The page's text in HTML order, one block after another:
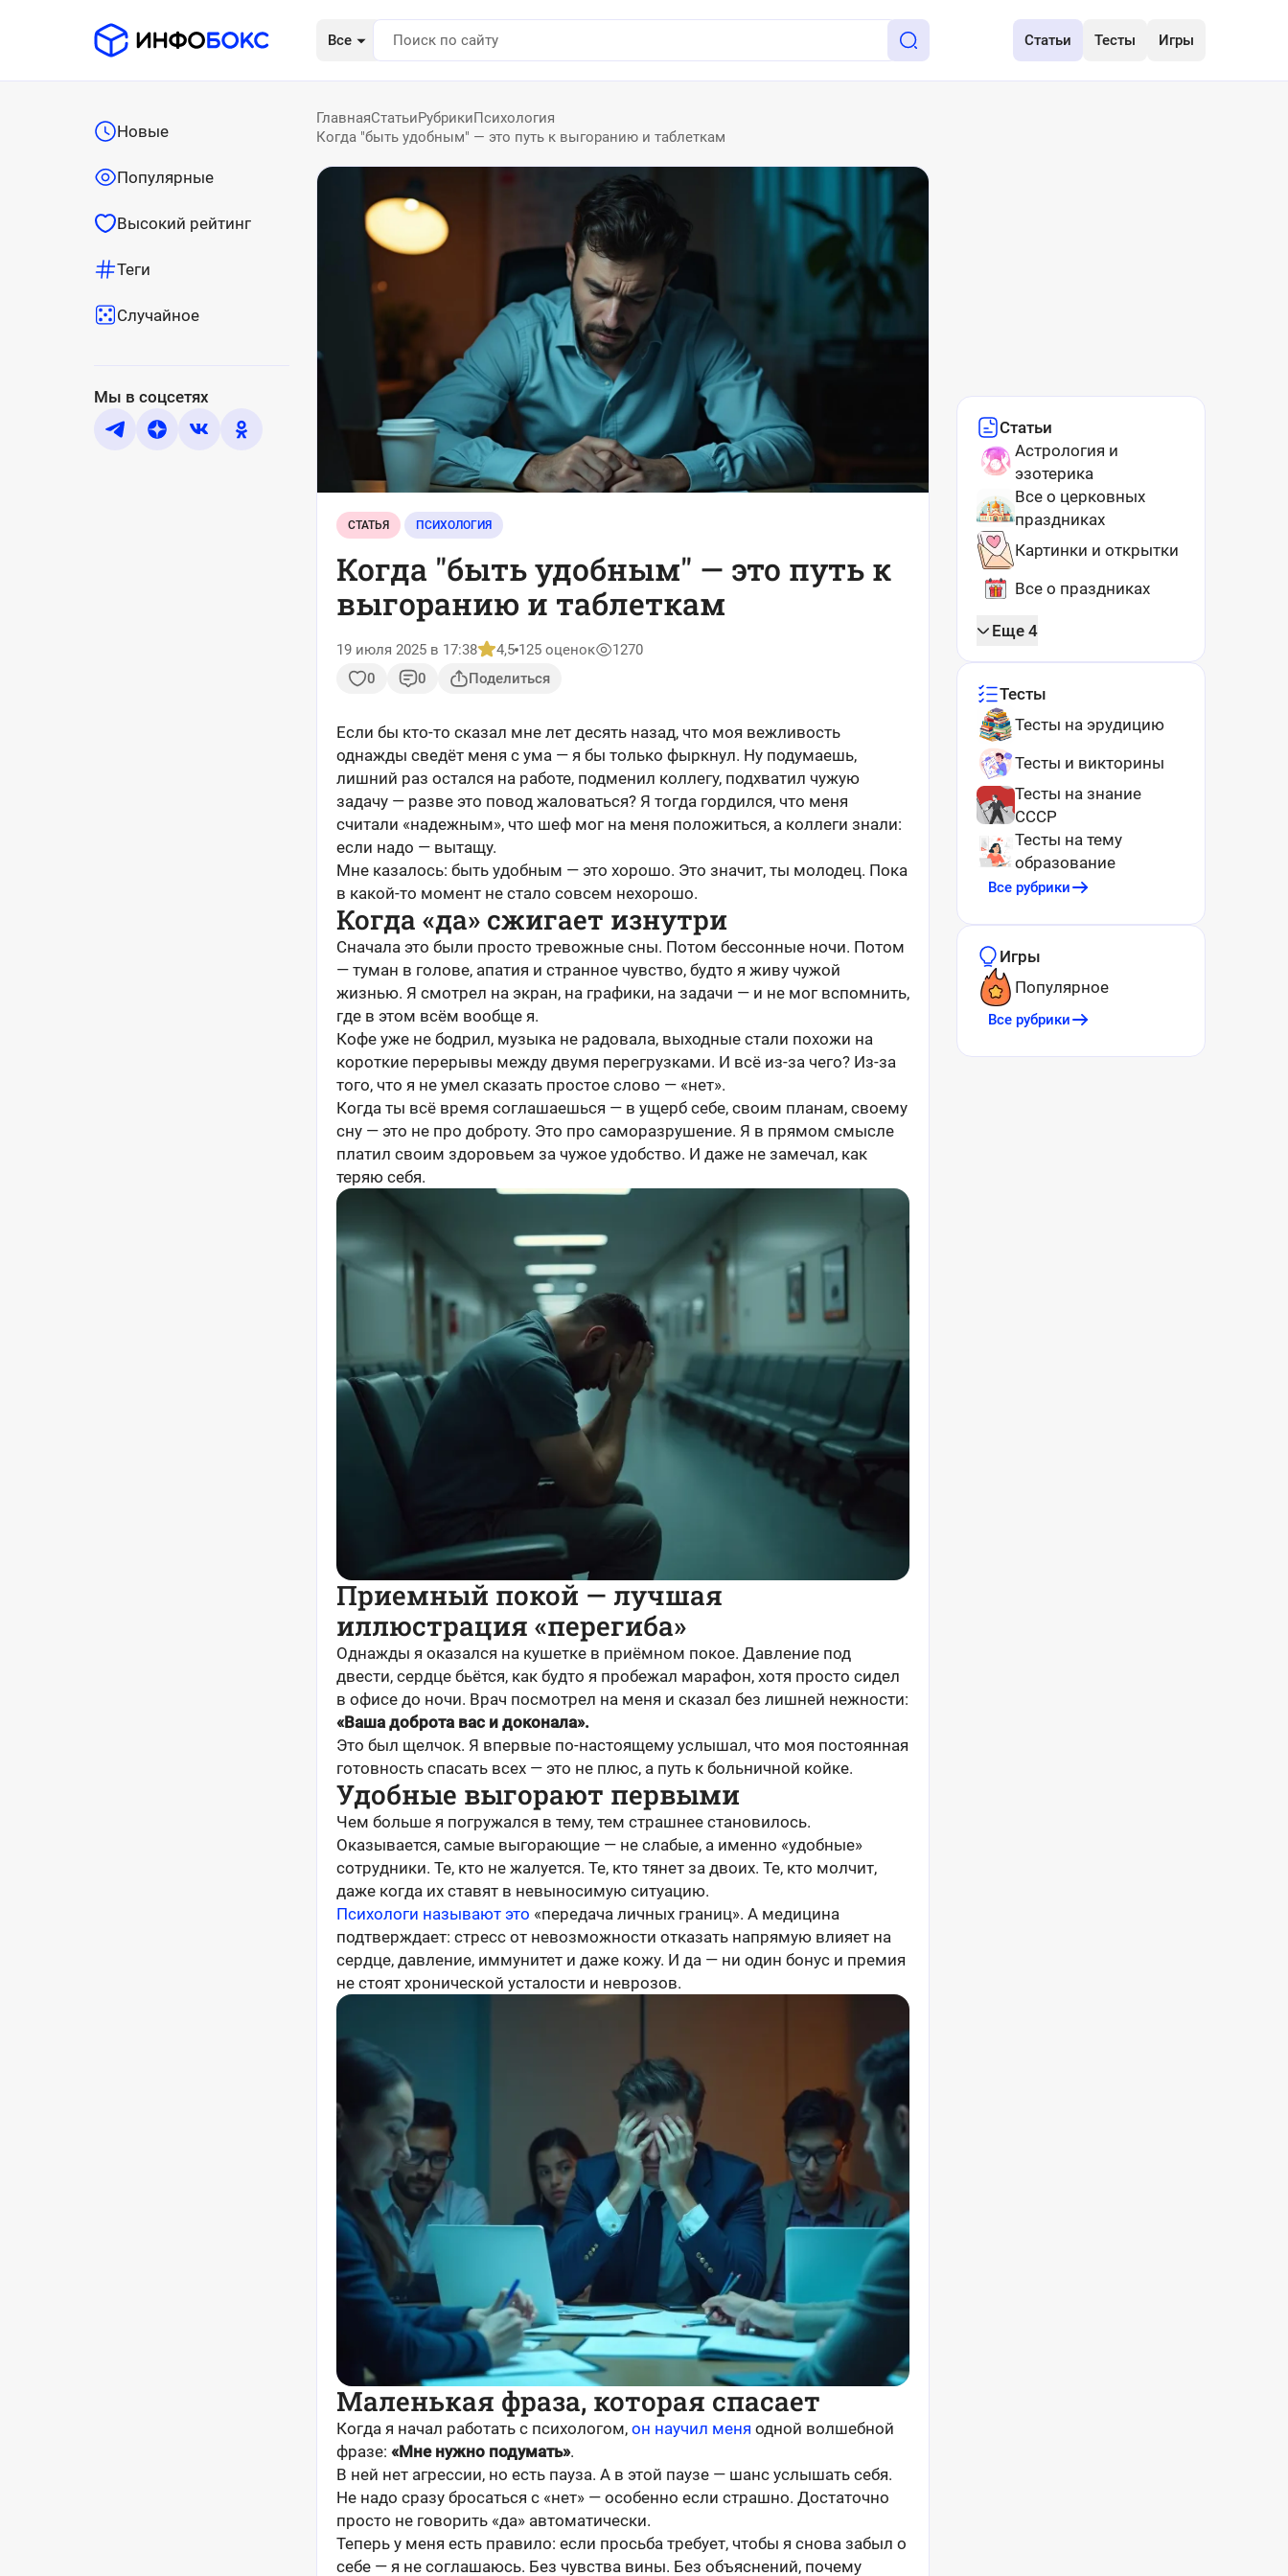
Все Статьи Тесты Игры
Новые
Популярные
Высокий рейтинг
Теги
Случайное
Мы в соцсетях
ГлавнаяСтатьиРубрикиПсихология
Когда "быть удобным" — это путь к выгоранию и таблеткам
СТАТЬЯ ПСИХОЛОГИЯ
Когда "быть удобным" — это путь к
выгоранию и таблеткам
19 июля 2025 в 17:38 4,5 125 оценок
1270
0
0 Поделиться
Если бы кто-то сказал мне лет десять назад, что моя вежливость
однажды сведёт меня с ума — я бы только фыркнул. Ну подумаешь,
лишний раз остался на работе, подменил коллегу, подхватил чужую
задачу — разве это повод жаловаться? Я тогда гордился, что меня
считали «надежным», что шеф мог на меня положиться, а коллеги знали:
если надо — вытащу.
Мне казалось: быть удобным — это хорошо. Это значит, ты молодец. Пока
в какой-то момент не стало совсем нехорошо.
Когда «да» сжигает изнутри
Сначала это были просто тревожные сны. Потом бессонные ночи. Потом
— туман в голове, апатия и странное чувство, будто я живу чужой
жизнью. Я смотрел на экран, на графики, на задачи — и не мог вспомнить,
где в этом всём вообще я.
Кофе уже не бодрил, музыка не радовала, выходные стали похожи на
короткие перерывы между двумя перегрузками. И всё из-за чего? Из-за
того, что я не умел сказать простое слово — «нет».
Когда ты всё время соглашаешься — в ущерб себе, своим планам, своему
сну — это не про доброту. Это про саморазрушение. Я в прямом смысле
платил своим здоровьем за чужое удобство. И даже не замечал, как
теряю себя.
Приемный покой — лучшая
иллюстрация «перегиба»
Однажды я оказался на кушетке в приёмном покое. Давление под
двести, сердце бьётся, как будто я пробежал марафон, хотя просто сидел
в офисе до ночи. Врач посмотрел на меня и сказал без лишней нежности:
«Ваша доброта вас и доконала».
Это был щелчок. Я впервые по-настоящему услышал, что моя постоянная
готовность спасать всех — это не плюс, а путь к больничной койке.
Удобные выгорают первыми
Чем больше я погружался в тему, тем страшнее становилось.
Оказывается, самые выгорающие — не слабые, а именно «удобные»
сотрудники. Те, кто не жалуется. Те, кто тянет за двоих. Те, кто молчит,
даже когда их ставят в невыносимую ситуацию.
Психологи называют это «передача личных границ». А медицина
подтверждает: стресс от невозможности отказать напрямую влияет на
сердце, давление, иммунитет и даже кожу. И да — ни один бонус и премия
не стоят хронической усталости и неврозов.
Маленькая фраза, которая спасает
Когда я начал работать с психологом, он научил меня одной волшебной
фразе: «Мне нужно подумать».
В ней нет агрессии, но есть пауза. А в этой паузе — шанс услышать себя.
Не надо сразу бросаться с «нет» — особенно если страшно. Достаточно
просто не говорить «да» автоматически.
Теперь у меня есть правило: если просьба требует, чтобы я снова забыл о
себе — я не соглашаюсь. Без чувства вины. Без объяснений, почему
Статьи
Астрология и
эзотерика
Все о церковных
праздниках
Картинки и открытки
Все о праздниках
Еще 4
Тесты
Тесты на эрудицию
Тесты и викторины
Тесты на знание
СССР
Тесты на тему
образование
Все рубрики
Игры
Популярное
Все рубрики